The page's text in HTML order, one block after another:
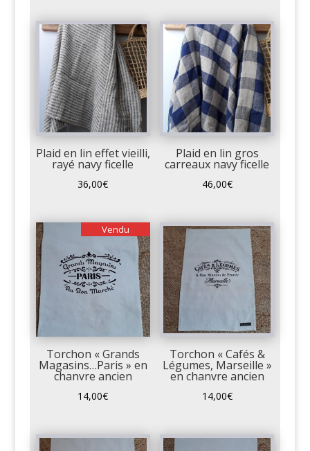
Plaid en lin effet vieilli,
rayé navy ficelle
36,00€
Plaid en lin gros
carreaux navy ficelle
46,00€
Vendu
Torchon « Grands
Magasins…Paris » en
chanvre ancien
14,00€
Torchon « Cafés &
Légumes, Marseille »
en chanvre ancien
14,00€